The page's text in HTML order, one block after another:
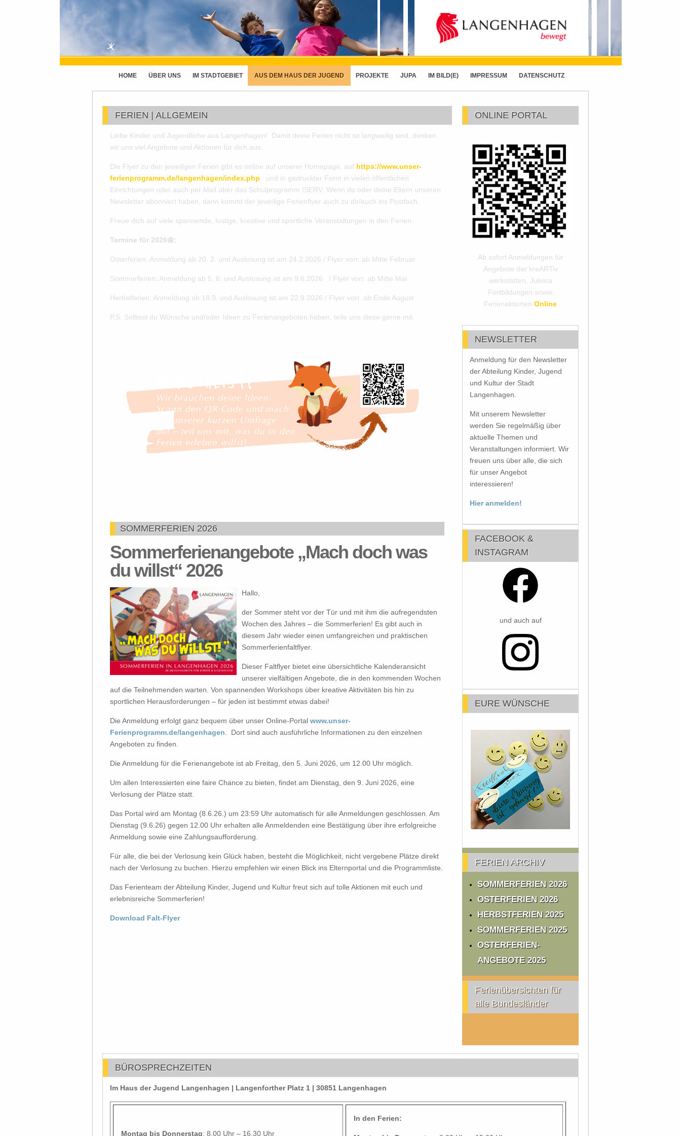
HOME ÜBER UNS IM STADTGEBIET AUS DEM HAUS DER JUGEND PROJEKTE JUPA IM BILD(E) IMPRESSUM DATENSCHUTZ
FERIEN | ALLGEMEIN
Liebe Kinder und Jugendliche aus Langenhagen! Damit deine Ferien nicht so langweilig sind, denken
wir uns viel Angebote und Aktionen für dich aus.
Die Flyer zu den jeweiligen Ferien gibt es online auf unserer Homepage, auf https://www.unser-
ferienprogramm.de/langenhagen/index.php
und in gedruckter Form in vielen öffentlichen
Einrichtungen oder auch per Mail über das Schulprogramm ISERV. Wenn du oder deine Eltern unseren
Newsletter abonniert haben, dann kommt der jeweilige Ferienflyer auch zu dir/euch ins Postfach.
Freue dich auf viele spannende, lustige, kreative und sportliche Veranstaltungen in den Ferien.
Termine für 2026🌼:
Osterferien: Anmeldung ab 20. 2. und Auslosung ist am 24.2.2026 / Flyer vorr. ab Mitte Februar
Sommerferien: Anmeldung ab 5. 6. und Auslosung ist am 9.6.2026 / Flyer vorr. ab Mitte Mai
Herbstferien: Anmeldung ab 18.9. und Auslosung ist am 22.9.2026 / Flyer vorr. ab Ende August
P.S. Solltest du Wünsche und/oder Ideen zu Ferienangeboten haben, teile uns diese gerne mit.
SOMMERFERIEN 2026
Sommerferienangebote „Mach doch was
du willst“ 2026
Hallo,
der Sommer steht vor der Tür und mit ihm die aufregendsten
Wochen des Jahres – die Sommerferien! Es gibt auch in
diesem Jahr wieder einen umfangreichen und praktischen
Sommerferienfaltflyer.
Dieser Faltflyer bietet eine übersichtliche Kalenderansicht
unserer vielfältigen Angebote, die in den kommenden Wochen
auf die Teilnehmenden warten. Von spannenden Workshops über kreative Aktivitäten bis hin zu
sportlichen Herausforderungen – für jeden ist bestimmt etwas dabei!
Die Anmeldung erfolgt ganz bequem über unser Online-Portal www.unser-
Ferienprogramm.de/langenhagen . Dort sind auch ausführliche Informationen zu den einzelnen
Angeboten zu finden.
Die Anmeldung für die Ferienangebote ist ab Freitag, den 5. Juni 2026, um 12.00 Uhr möglich.
Um allen Interessierten eine faire Chance zu bieten, findet am Dienstag, den 9. Juni 2026, eine
Verlosung der Plätze statt.
Das Portal wird am Montag (8.6.26.) um 23:59 Uhr automatisch für alle Anmeldungen geschlossen. Am
Dienstag (9.6.26) gegen 12.00 Uhr erhalten alle Anmeldenden eine Bestätigung über ihre erfolgreiche
Anmeldung sowie eine Zahlungsaufforderung.
Für alle, die bei der Verlosung kein Glück haben, besteht die Möglichkeit, nicht vergebene Plätze direkt
nach der Verlosung zu buchen. Hierzu empfehlen wir einen Blick ins Elternportal und die Programmliste.
Das Ferienteam der Abteilung Kinder, Jugend und Kultur freut sich auf tolle Aktionen mit euch und
erlebnisreiche Sommerferien!
Download Falt-Flyer
ONLINE PORTAL
Ab sofort Anmeldungen für
Angebote der kreARTiv
werkstätten, Juleica
Fortbildungen sowie
Ferienaktionen Online
NEWSLETTER
Anmeldung für den Newsletter
der Abteilung Kinder, Jugend
und Kultur der Stadt
Langenhagen.
Mit unserem Newsletter
werden Sie regelmäßig über
aktuelle Themen und
Veranstaltungen informiert. Wir
freuen uns über alle, die sich
für unser Angebot
interessieren!
Hier anmelden!
FACEBOOK &
INSTAGRAM
und auch auf
EURE WÜNSCHE
FERIEN ARCHIV
SOMMERFERIEN 2026
OSTERFERIEN 2026
HERBSTFERIEN 2025
SOMMERFERIEN 2025
OSTERFERIEN-
ANGEBOTE 2025
Ferienübersichten für
alle Bundesländer
BÜROSPRECHZEITEN
Im Haus der Jugend Langenhagen | Langenforther Platz 1 | 30851 Langenhagen
Montag bis Donnerstag: 8.00 Uhr – 16.30 Uhr
In den Ferien: